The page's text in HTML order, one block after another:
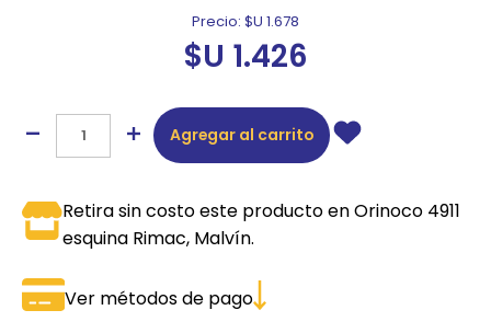
Precio: $U 1.678
$U 1.426
Agregar al carrito
Retira sin costo este producto en Orinoco 4911
esquina Rimac, Malvín.
Ver métodos de pago